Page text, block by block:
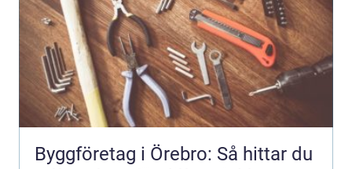
Byggföretag i Örebro: Så hittar du